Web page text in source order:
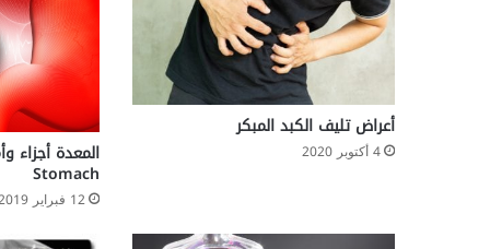
م
ا
ل
ك
ا
أعراض تليف الكبد المبكر
4 أكتوبر 2020
Stomach
12 فبراير 2019